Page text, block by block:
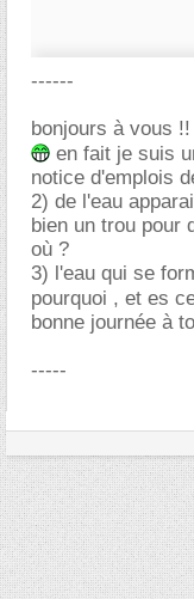
------
bonjours à vous !!
en fait je suis
notice d'emplois
2) de l'eau
bien un trou pour
où ?
3) l'eau qui se
pourquoi , et es
bonne journée à
-----